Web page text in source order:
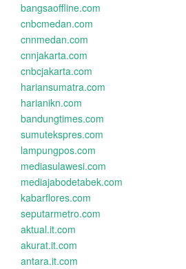
bangsaoffline.com
cnbcmedan.com
cnnmedan.com
cnnjakarta.com
cnbcjakarta.com
hariansumatra.com
harianikn.com
bandungtimes.com
sumutekspres.com
lampungpos.com
mediasulawesi.com
mediajabodetabek.com
kabarflores.com
seputarmetro.com
aktual.it.com
akurat.it.com
antara.it.com